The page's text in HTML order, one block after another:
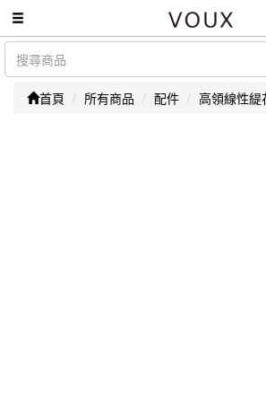
首頁 所有商品 配件 高領線性緹